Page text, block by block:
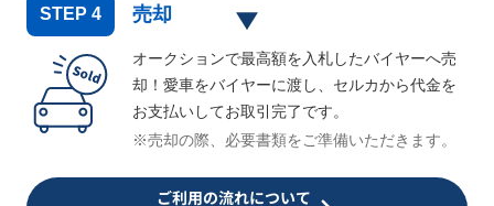
STEP 4 売却
オークションで最高額を入札したバイヤーへ売
却！愛車をバイヤーに渡し、セルカから代金を
お支払いしてお取引完了です。
※売却の際、必要書類をご準備いただきます。
ご利用の流れについて